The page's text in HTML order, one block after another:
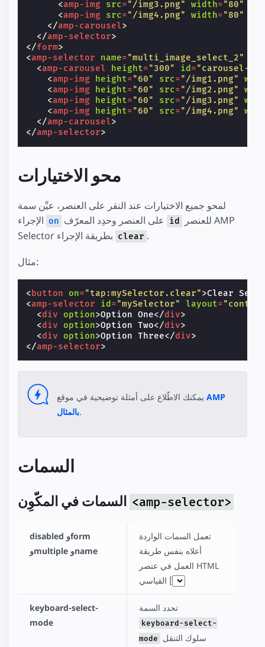
<amp-img src="/img3.png" width="80"
<amp-img src="/img4.png" width="80"
</amp-carousel>
</amp-selector>
</form>
<amp-selector name="multi_image_select_2"
<amp-carousel height="300" id ="carousel-1"
<amp-img height="60" src="/img1.png"
<amp-img height="60" src="/img2.png"
<amp-img height="60" src="/img3.png"
<amp-img height="60" src="/img4.png"
</amp-carousel>
</amp-selector>
محو الاختيارات
لمحو جميع الاختيارات عند النقر على العنصر، عيِّن سمة
on id
clear .
مثال:
<button on="tap:mySelector.clear">Clear
<amp-selector id ="mySelector" layout=
<div option>Option One</div>
<div option>Option Two</div>
<div option>Option Three</div>
</amp-selector>
AMP
بالمثال.
السمات
<amp-selector>
disabled وform
وmultiple وname
تعمل السمات الواردة
أعلاه بنفس طريقة
العمل في عنصر HTML
القياسي [`
keyboard-select-
mode
تحدد السمة
keyboard-select-
mode